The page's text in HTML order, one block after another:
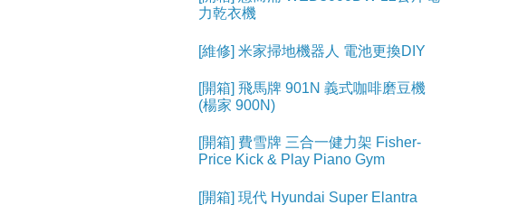
力乾衣機
[維修] 米家掃地機器人 電池更換DIY
[開箱] 飛馬牌 901N 義式咖啡磨豆機
(楊家 900N)
[開箱] 費雪牌 三合一健力架 Fisher-
Price Kick & Play Piano Gym
[開箱] 現代 Hyundai Super Elantra